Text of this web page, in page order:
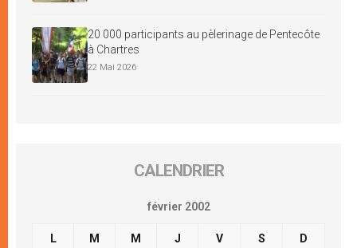
20 000 participants au pèlerinage de Pentecôte
à Chartres
22 Mai 2026
CALENDRIER
février 2002
L M M J V S D